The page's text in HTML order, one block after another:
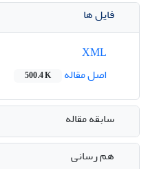
فایل ها
اصل مقاله
500.4 K
سابقه مقاله
هم رسانی